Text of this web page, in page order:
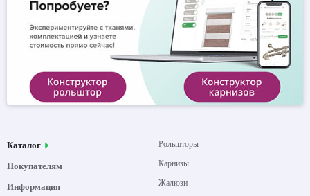
Каталог
Покупателям
Информация
Рольшторы
Карнизы
Жалюзи